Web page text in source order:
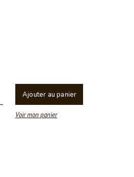
Ajouter au panier
Voir mon panier